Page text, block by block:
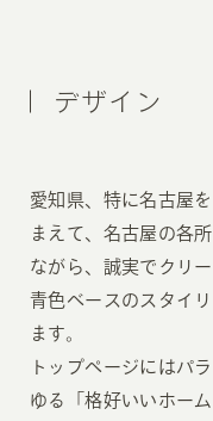
デザイン
愛知県、特に名古屋
まえて、名古屋の各
ながら、誠実でクリ
青色ベースのスタイ
ます。
トップページにはパ
ゆる「格好いいホー